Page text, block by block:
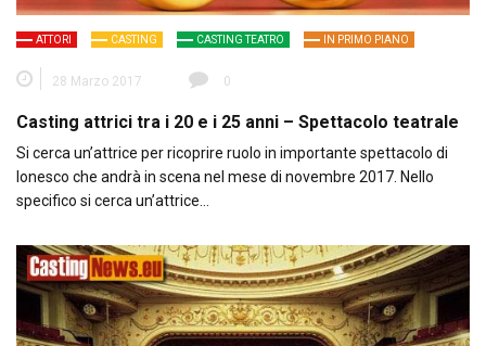
ATTORI CASTING CASTING TEATRO IN PRIMO PIANO
28 Marzo 2017 0
Casting attrici tra i 20 e i 25 anni – Spettacolo teatrale
Si cerca un’attrice per ricoprire ruolo in importante spettacolo di
Ionesco che andrà in scena nel mese di novembre 2017. Nello
specifico si cerca un’attrice…